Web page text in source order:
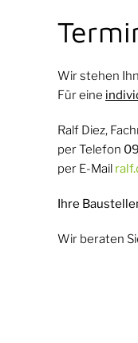
Wir stehen
Für eine
Ralf Diez,
per Telefon
per E-Mail
Ihre
Wir beraten